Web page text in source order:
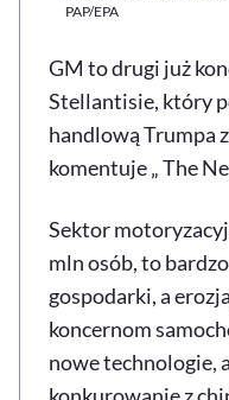
PAP/EPA
GM to drugi już
Stellantisie, który
handlową Trumpa
komentuje „ The
Sektor
mln osób, to
gospodarki, a
koncernom
nowe technologie,
konkurowanie z